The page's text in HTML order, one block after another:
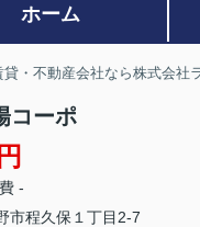
ホーム
貸・不動産会社なら株式会社
コーポ
-
市程久保 １丁目2-7